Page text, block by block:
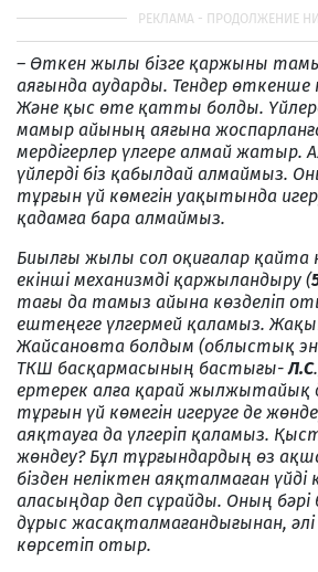
– Өткен жылы бізге қаржыны
аяғында аударды. Тендер
Және қыс өте қатты болды.
мамыр айының аяғына
мердігерлер үлгере алмай жатыр.
үйлерді біз қабылдай алмаймыз.
тұрғын үй көмегін уақытында
қадамға бара алмаймыз.
Биылғы жылы сол оқиғалар қайта
екінші механизмді қаржыландыру (
тағы да тамыз айына көзделіп
ештеңеге үлгермей қаламыз.
Жайсановта болдым (облыстық
ТКШ басқармасының бастығы-Л.С
ертерек алға қарай жылжытайық
тұрғын үй көмегін игеруге де
аяқтауға да үлгеріп қаламыз.
жөндеу? Бұл тұрғындардың өз
бізден неліктен аяқталмаған үйді
аласыңдар деп сұрайды. Оның
дұрыс жасақталмағандығынан, әлі
көрсетіп отыр.